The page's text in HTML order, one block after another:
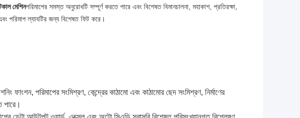
মেশিনপরিমাপের সমস্ত অনুরোধটি সম্পূর্ণ করতে পারে এবং বিশেষত বিমানচালনা, মহাকাশ, প্রতিরক্ষা,
পরিমাপ ল্যাবটির জন্য বিশেষত ফিট করে।
ফাংশন, পরিমাপের সংমিশ্রণ, কেন্দ্রের কাঠামো এবং কাঠামোর ছেদ সংমিশ্রণ, নির্মাণের
পারে।